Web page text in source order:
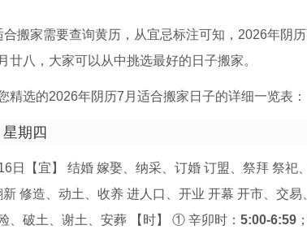
搬家需要查询黄历，从宜忌标注可知，2026年阴
廿八，大家可以从中挑选最好的日子搬家。
精选的2026年阴历7月适合搬家日子的详细一览表：
期 四
日【宜】 结婚 嫁娶、纳采、订婚 订盟、祭拜 祭
修造、动土、收养 进人口、开业 开幕 开市、交
、破土、谢土、安葬 【时】 ① 辛卯时： 5:00-6:59